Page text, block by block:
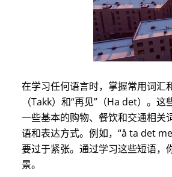
在学习任何语言时，掌握常用词汇
（Takk）和“再见”（Ha det）。
一些基本的购物、餐饮和交通相关
语和表达方式。例如，“å ta det
要过于紧张。通过学习这些短语，
景。